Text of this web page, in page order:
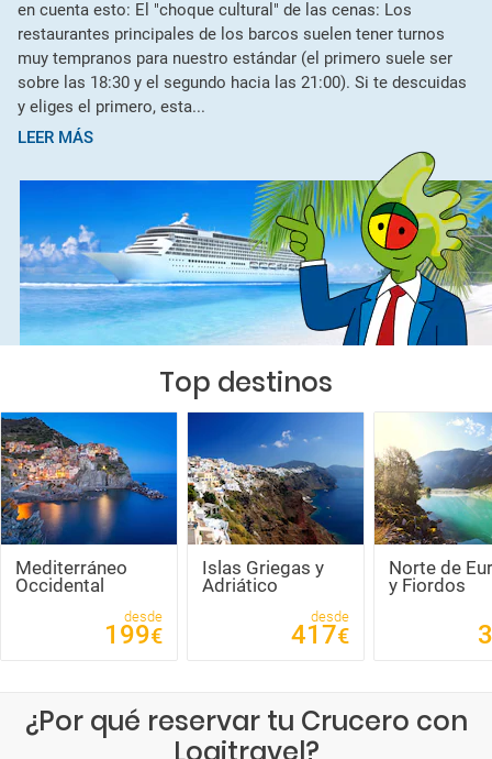
en cuenta esto: El "choque cultural" de las cenas: Los
restaurantes principales de los barcos suelen tener turnos
muy tempranos para nuestro estándar (el primero suele ser
sobre las 18:30 y el segundo hacia las 21:00). Si te descuidas
y eliges el primero, esta...
LEER MÁS
Top destinos
Mediterráneo
Occidental
desde
199€
Islas Griegas y
Adriático
desde
417€
Norte de
y Fiordos
¿Por qué reservar tu Crucero con
Logitravel?